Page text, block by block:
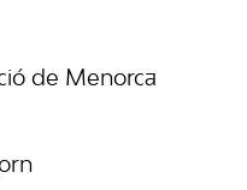
de Menorca